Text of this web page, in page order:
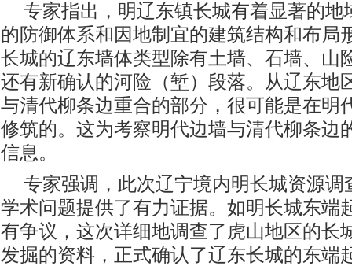
专家指出，明辽东镇长城有着显著的地
的防御体系和因地制宜的建筑结构和布局
长城的辽东墙体类型除有土墙、石墙、山
还有新确认的河险（堑）段落。从辽东地
与清代柳条边重合的部分，很可能是在明
修筑的。这为考察明代边墙与清代柳条边
信息。
专家强调，此次辽宁境内明长城资源调
学术问题提供了有力证据。如明长城东端
有争议，这次详细地调查了虎山地区的长
发掘的资料，正式确认了辽东长城的东端